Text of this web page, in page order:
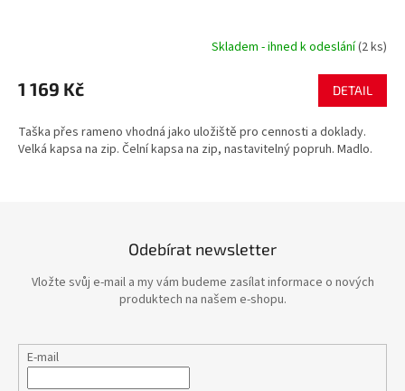
Skladem - ihned k odeslání(2 ks)
1 169 Kč DETAIL
Taška přes rameno vhodná jako uložiště pro cennosti a doklady.
Velká kapsa na zip. Čelní kapsa na zip, nastavitelný popruh. Madlo.
Odebírat newsletter
Vložte svůj e-mail a my vám budeme zasílat informace o nových
produktech na našem e-shopu.
E-mail